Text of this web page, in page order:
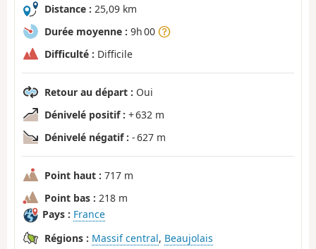
Distance : 25,09 km
Durée moyenne : 9h 00
Difficulté : Difficile
Retour au départ : Oui
Dénivelé positif : + 632 m
Dénivelé négatif : - 627 m
Point haut : 717 m
Point bas : 218 m
Pays : France
Régions : Massif central, Beaujolais